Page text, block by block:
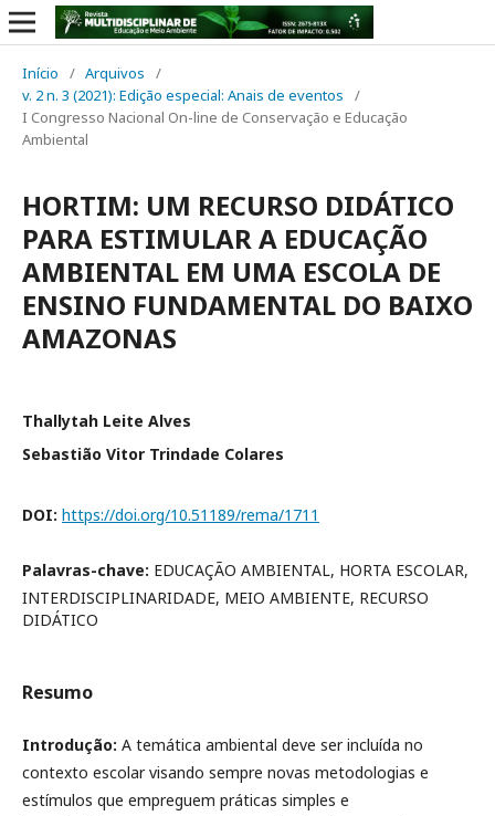
Início / Arquivos
/
v. 2 n. 3 (2021): Edição especial: Anais de eventos
/
I Congresso Nacional On-line de Conservação e Educação
Ambiental
HORTIM: UM RECURSO DIDÁTICO
PARA ESTIMULAR A EDUCAÇÃO
AMBIENTAL EM UMA ESCOLA DE
ENSINO FUNDAMENTAL DO BAIXO
AMAZONAS
Thallytah Leite Alves
Sebastião Vitor Trindade Colares
DOI: https://doi.org/10.51189/rema/1711
Palavras-chave: EDUCAÇÃO AMBIENTAL, HORTA ESCOLAR,
INTERDISCIPLINARIDADE, MEIO AMBIENTE, RECURSO
DIDÁTICO
Resumo
Introdução: A temática ambiental deve ser incluída no
contexto escolar visando sempre novas metodologias e
estímulos que empreguem práticas simples e